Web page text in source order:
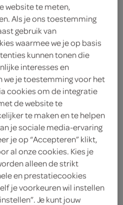
kies je SPAR
by Four hachee met ui
kies je SPAR
by Four sukadelapje
website te meten,
Als je ons toestemming
gebruik van
waarmee we je op basis
kunnen tonen die
interesses en
we je toestemming voor het
cookies om de integratie
de website te
te maken en te helpen
je sociale media-ervaring
je op “Accepteren” klikt,
al onze cookies. Kies je
alleen de strikt
en prestatiecookies
je voorkeuren wil instellen
Je kunt jouw